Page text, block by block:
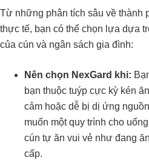
Từ những phân tích sâu về thành
thực tế, bạn có thể chọn lựa dựa
của cún và ngân sách gia đình:
Nên chọn NexGard khi:
bạn thuộc tuýp cực kỳ kén
cảm hoặc dễ bị dị ứng
muốn một quy trình cho
cún tự ăn vui vẻ như đang
cấp.